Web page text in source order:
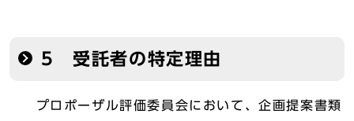
5 受託者の特定理由
プロポーザル評価委員会において、企画提案書類